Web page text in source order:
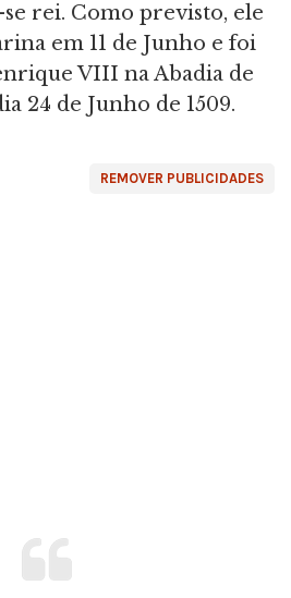
rei. Como previsto, ele
em 11 de Junho e foi
VIII na Abadia de
24 de Junho de 1509.
REMOVER PUBLICIDADES